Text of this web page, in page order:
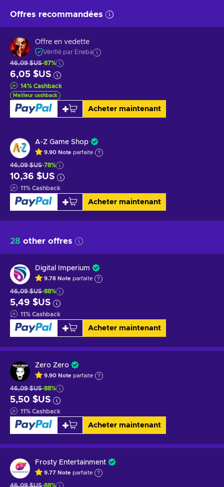
Offres recommandées
Offre en vedette
Vérifié par Eneba
46,09 $US-87%
6,05 $US
14% Cashback
Meilleur cashback
Acheter maintenant
A-Z Game Shop
9.90 Note parfaite
46,09 $US-78%
10,36 $US
11% Cashback
Acheter maintenant
28 other offres
Digital Imperium
9.78 Note parfaite
46,09 $US-88%
5,49 $US
11% Cashback
Acheter maintenant
Zero Zero
9.90 Note parfaite
46,09 $US-88%
5,50 $US
11% Cashback
Acheter maintenant
Frosty Entertainment
9.77 Note parfaite
46,09 $US-88%